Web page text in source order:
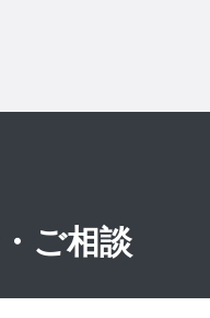
ご相談